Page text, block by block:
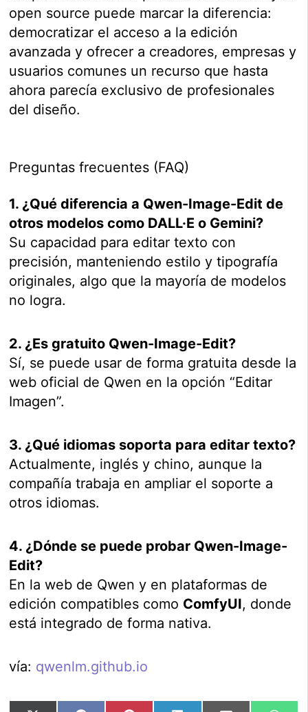
open source puede marcar la diferencia:
democratizar el acceso a la edición
avanzada y ofrecer a creadores, empresas y
usuarios comunes un recurso que hasta
ahora parecía exclusivo de profesionales
del diseño.
Preguntas frecuentes (FAQ)
1. ¿Qué diferencia a Qwen-Image-Edit de
otros modelos como DALL·E o Gemini?
Su capacidad para editar texto con
precisión, manteniendo estilo y tipografía
originales, algo que la mayoría de modelos
no logra.
2. ¿Es gratuito Qwen-Image-Edit?
Sí, se puede usar de forma gratuita desde la
web oficial de Qwen en la opción “Editar
Imagen”.
3. ¿Qué idiomas soporta para editar texto?
Actualmente, inglés y chino, aunque la
compañía trabaja en ampliar el soporte a
otros idiomas.
4. ¿Dónde se puede probar Qwen-Image-
Edit?
En la web de Qwen y en plataformas de
edición compatibles como ComfyUI, donde
está integrado de forma nativa.
vía: qwenlm.github.io